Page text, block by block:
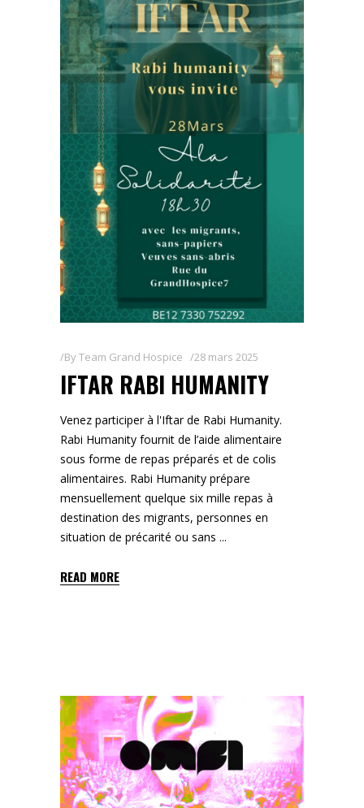
ByTeam Grand Hospice 28 mars 2025
IFTAR RABI HUMANITY
Venez participer à l'Iftar de Rabi Humanity.
Rabi Humanity fournit de l’aide alimentaire
sous forme de repas préparés et de colis
alimentaires. Rabi Humanity prépare
mensuellement quelque six mille repas à
destination des migrants, personnes en
situation de précarité ou sans
READ MORE